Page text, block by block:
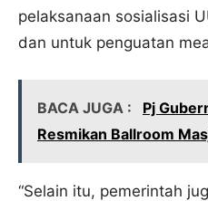
pelaksanaan sosialisasi
dan untuk penguatan
BACA JUGA :
Pj
Resmikan Ballroom
“Selain itu, pemerintah